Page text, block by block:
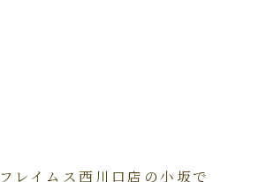
レイムス西川口店の小坂で